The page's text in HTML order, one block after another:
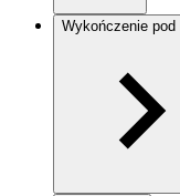
Wykończenie pod